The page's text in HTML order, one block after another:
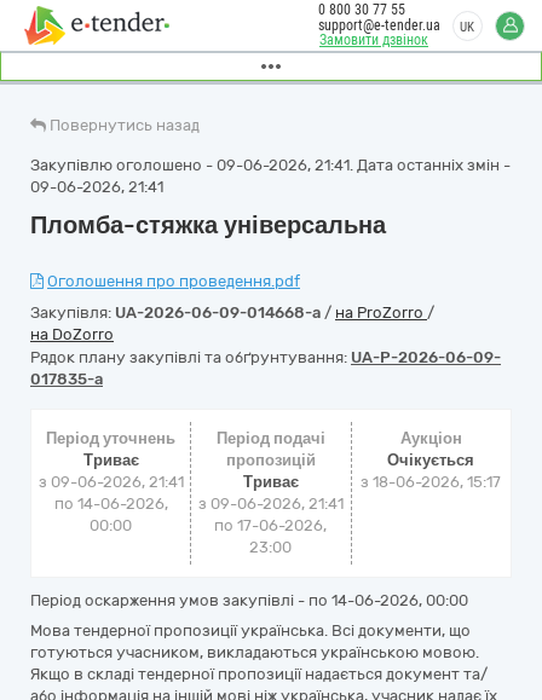
Замовити дзвінок
0 800 30 77 55
support@e-tender.ua
UK
Повернутись назад
Закупівлю оголошено - 09-06-2026, 21:41. Дата останніх змін -
09-06-2026, 21:41
Пломба-стяжка універсальна
Оголошення про проведення.pdf
Закупівля: UA-2026-06-09-014668-a / на ProZorro /
на DoZorro
Рядок плану закупівлі та обґрунтування: UA-P-2026-06-09-
017835-a
Період уточнень
Триває
з 09-06-2026, 21:41
по 14-06-2026,
00:00
Період подачі
пропозицій
Триває
з 09-06-2026, 21:41
по 17-06-2026,
23:00
Аукціон
Очікується
з18-06-2026, 15:17
Період оскарження умов закупівлі - по 14-06-2026, 00:00
Мова тендерної пропозиції українська. Всі документи, що
готуються учасником, викладаються українською мовою.
Якщо в складі тендерної пропозиції надається документ та/
або інформація на іншій мові ніж українська, учасник надає їх